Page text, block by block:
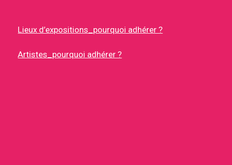
Lieux d’expositions_pourquoi adhérer ?
Artistes_pourquoi adhérer ?